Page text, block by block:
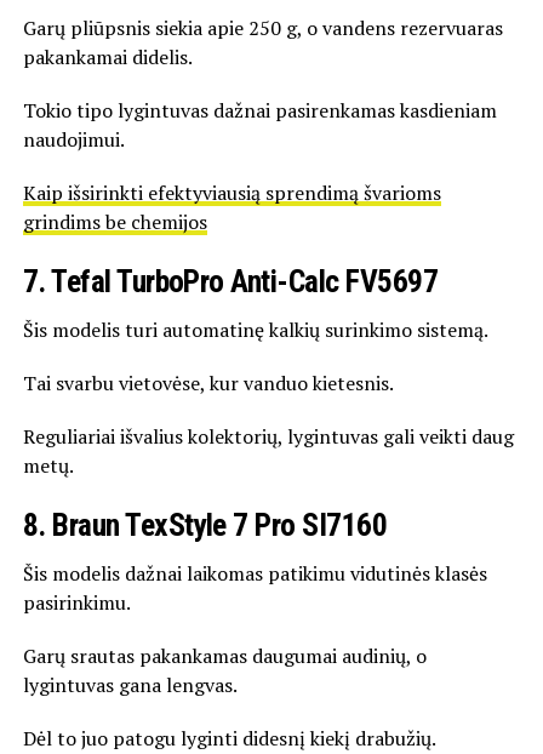
Garų pliūpsnis siekia apie 250 g, o vandens rezervuaras
pakankamai didelis.
Tokio tipo lygintuvas dažnai pasirenkamas kasdieniam
naudojimui.
Kaip išsirinkti efektyviausią sprendimą švarioms
grindims be chemijos
7. Tefal TurboPro Anti-Calc FV5697
Šis modelis turi automatinę kalkių surinkimo sistemą.
Tai svarbu vietovėse, kur vanduo kietesnis.
Reguliariai išvalius kolektorių, lygintuvas gali veikti daug
metų.
8. Braun TexStyle 7 Pro SI7160
Šis modelis dažnai laikomas patikimu vidutinės klasės
pasirinkimu.
Garų srautas pakankamas daugumai audinių, o
lygintuvas gana lengvas.
Dėl to juo patogu lyginti didesnį kiekį drabužių.